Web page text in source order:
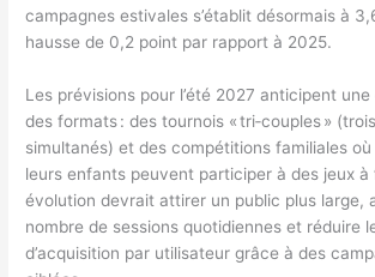
campagnes estivales s’établit désormais à
hausse de 0,2 point par rapport à 2025.
Les prévisions pour l’été 2027 anticipent
des formats : des tournois « tri‑couples »
simultanés) et des compétitions familiales
leurs enfants peuvent participer à des jeux à
évolution devrait attirer un public plus large,
nombre de sessions quotidiennes et réduire
d’acquisition par utilisateur grâce à des